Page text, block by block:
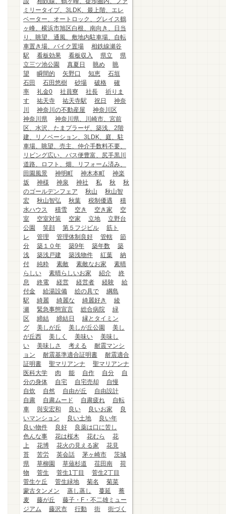
ミリータイプ、3LDK、最上階、エレ
ベーター、オートロック、グレイス鶴
ヶ峰、横浜市旭区白根、南向き、日当
り、眺望、通風、敷地内駐車場、自転
車置き場、バイク置場
相鉄線瀬谷
駅
看板効果 看板収入 県立
県
立三ツ池公園
真夏日 眺め
眺
望
瞬間的 矢野口 知恵
石垣
石田
石田悠樹 砂場 破格
確
率
礼金0 社員寮 社長
祈りま
す
祐天寺 祐天寺駅 祝日
神奈
川
神奈川の不動産屋
神奈川区
神奈川県
神奈川県、川崎市、宮前
区、水沢、たまプラーザ、築浅、2階
建、リノベーション、3LDK、庭、駐
車場、眺望、売主、仲介手数料不要、
リビング広い、バス便豊富、尻手黒川
道路、ロフト、畑、リフォーム済み、
田園風景
神明町 神木本町
神楽
坂
神様 神泉 神社 私 秋
秋
のゴールデンフェア
秋山
秋山智
宏
秋山智弘 秋葉 税制優遇
積
水ハウス
積雪 空き 空き家
空
室
空室対策 空家 立地
立野台
公園
笑顔 第５フジビル
筋ト
レ
管理 管理体制良好 管轄
節
分
築１０年 築9年 築年数
築
浅
築浅戸建 築浅物件 紅葉
納
付
純粋 素敵 素敵なお家
素晴
らしい
素晴らしいお家 紹介
終
息
終電 経営 経営者 経験
給
付金
給湯設備 絵の具で
綱島
駅
綺麗 綺麗な 綺麗好き
綾
瀬
緊急事態宣言 総合病院
緑
区
締結 締結日
縁とタイミン
グ
美しが丘 美しが丘公園
美し
が丘西
美しく 美味い
美味し
い
美味しさ 考える
耐震マンシ
ョン
耐震基準適合証明書
耐震適合
証明書
聖マリアンナ
聖マリアンナ
医科大学
肉 能 自作 自分
自
分の身体
自宅 自宅売却
自慢
自炊
自然 自由が丘
自由設計
自粛
自粛ムード 自粛疲れ
自転
車
與安宏和 良い 良いお家
良
いマンション
良い土地
良い年
良い物件
良好
良薬は口に苦し
色んな事
花は桜木 花むら
花
上
花博 花火の見える家
花見
苔
苦労 英会話 茅ヶ崎市
茨城
県
草柳園 草薙杉道 荏田南
荷
物
菅生 菅生1丁目
菅生2丁目
菅生ケ丘
菅生緑地 菊名
菊菜
蒙古タンメン
蒸し蒸し 蔓延
蕎
麦
藤が丘
藤子・F・不二雄ミュー
ジアム
藤沢市 行動 街
街づく